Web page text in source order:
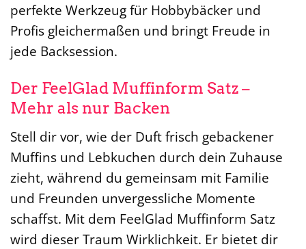
perfekte Werkzeug für Hobbybäcker und
Profis gleichermaßen und bringt Freude in
jede Backsession.
Der FeelGlad Muffinform Satz –
Mehr als nur Backen
Stell dir vor, wie der Duft frisch gebackener
Muffins und Lebkuchen durch dein Zuhause
zieht, während du gemeinsam mit Familie
und Freunden unvergessliche Momente
schaffst. Mit dem FeelGlad Muffinform Satz
wird dieser Traum Wirklichkeit. Er bietet dir